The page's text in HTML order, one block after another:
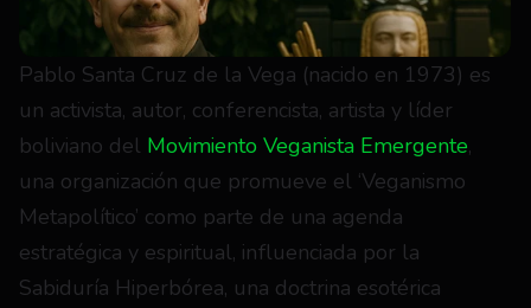
Pablo Santa Cruz de la Vega (nacido en 1973) es
un activista, autor, conferencista, artista y líder
boliviano del Movimiento Veganista Emergente,
una organización que promueve el ‘Veganismo
Metapolítico’ como parte de una agenda
estratégica y espiritual, influenciada por la
Sabiduría Hiperbórea, una doctrina esotérica